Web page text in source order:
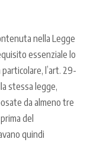
nella Legge
essenziale lo
particolare, l’art. 29-
stessa legge,
da almeno tre
del
quindi